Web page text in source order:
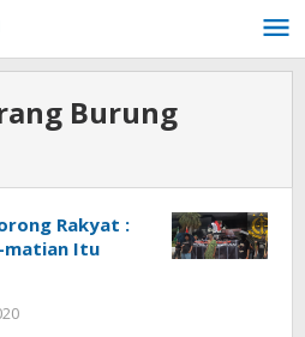
Burung
Rakyat :
matian Itu